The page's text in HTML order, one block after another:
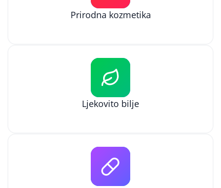
Prirodna kozmetika
Ljekovito bilje